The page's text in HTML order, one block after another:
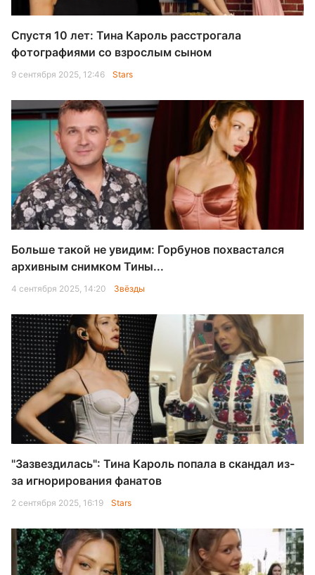
Спустя 10 лет: Тина Кароль расстрогала
фотографиями со взрослым сыном
9 сентября 2025, 12:46 Stars
Больше такой не увидим: Горбунов похвастался
архивным снимком Тины...
4 сентября 2025, 14:20 Звёзды
"Зазвездилась": Тина Кароль попала в скандал из-
за игнорирования фанатов
2 сентября 2025, 16:19 Stars